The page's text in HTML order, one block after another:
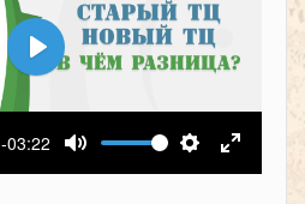
-03:22
Выключить звукНастройки
На
Воспроизвести